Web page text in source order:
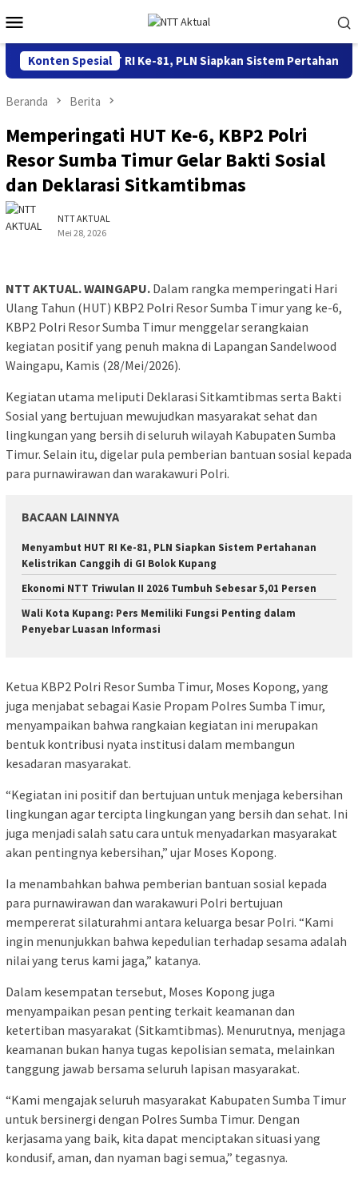
ke
kontenMobile
Konten Spesial
Menyambut HUT RI Ke-81, PLN Siapkan Sistem Pertahanan
Beranda Berita
Memperingati HUT Ke-6, KBP2 Polri
Resor Sumba Timur Gelar Bakti Sosial
dan Deklarasi Sitkamtibmas
NTT AKTUAL
Mei 28, 2026
NTT AKTUAL. WAINGAPU. Dalam rangka memperingati Hari
Ulang Tahun (HUT) KBP2 Polri Resor Sumba Timur yang ke-6,
KBP2 Polri Resor Sumba Timur menggelar serangkaian
kegiatan positif yang penuh makna di Lapangan Sandelwood
Waingapu, Kamis (28/Mei/2026).
Kegiatan utama meliputi Deklarasi Sitkamtibmas serta Bakti
Sosial yang bertujuan mewujudkan masyarakat sehat dan
lingkungan yang bersih di seluruh wilayah Kabupaten Sumba
Timur. Selain itu, digelar pula pemberian bantuan sosial kepada
para purnawirawan dan warakawuri Polri.
BACAAN LAINNYA
Menyambut HUT RI Ke-81, PLN Siapkan Sistem Pertahanan
Kelistrikan Canggih di GI Bolok Kupang
Ekonomi NTT Triwulan II 2026 Tumbuh Sebesar 5,01 Persen
Wali Kota Kupang: Pers Memiliki Fungsi Penting dalam
Penyebar Luasan Informasi
Ketua KBP2 Polri Resor Sumba Timur, Moses Kopong, yang
juga menjabat sebagai Kasie Propam Polres Sumba Timur,
menyampaikan bahwa rangkaian kegiatan ini merupakan
bentuk kontribusi nyata institusi dalam membangun
kesadaran masyarakat.
“Kegiatan ini positif dan bertujuan untuk menjaga kebersihan
lingkungan agar tercipta lingkungan yang bersih dan sehat. Ini
juga menjadi salah satu cara untuk menyadarkan masyarakat
akan pentingnya kebersihan,” ujar Moses Kopong.
Ia menambahkan bahwa pemberian bantuan sosial kepada
para purnawirawan dan warakawuri Polri bertujuan
mempererat silaturahmi antara keluarga besar Polri. “Kami
ingin menunjukkan bahwa kepedulian terhadap sesama adalah
nilai yang terus kami jaga,” katanya.
Dalam kesempatan tersebut, Moses Kopong juga
menyampaikan pesan penting terkait keamanan dan
ketertiban masyarakat (Sitkamtibmas). Menurutnya, menjaga
keamanan bukan hanya tugas kepolisian semata, melainkan
tanggung jawab bersama seluruh lapisan masyarakat.
“Kami mengajak seluruh masyarakat Kabupaten Sumba Timur
untuk bersinergi dengan Polres Sumba Timur. Dengan
kerjasama yang baik, kita dapat menciptakan situasi yang
kondusif, aman, dan nyaman bagi semua,” tegasnya.